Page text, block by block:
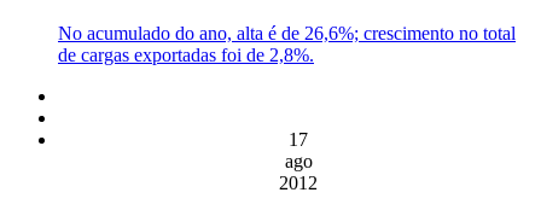
No acumulado do ano, alta é de 26,6%; crescimento no total
de cargas exportadas foi de 2,8%.
17
ago
2012